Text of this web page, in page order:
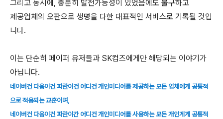
그리고 동시에, 충분히 발전가능성이 있었음에도 불구하고
제공업체의 오판으로 생명을 다한 대표적인 서비스로 기록될 것입
니다.
이는 단순히 페이퍼 유저들과 SK컴즈에게만 해당되는 이야기가
아닙니다.
네이버건 다음이건 파란이건 어디건 개인미디어를 제공하는 모든 업체에게 공통적
으로 적용되는 교훈이며,
네이버건 다음이건 파란이간 어디건 개인미디어를 사용하는 모든 개인게게 공통적